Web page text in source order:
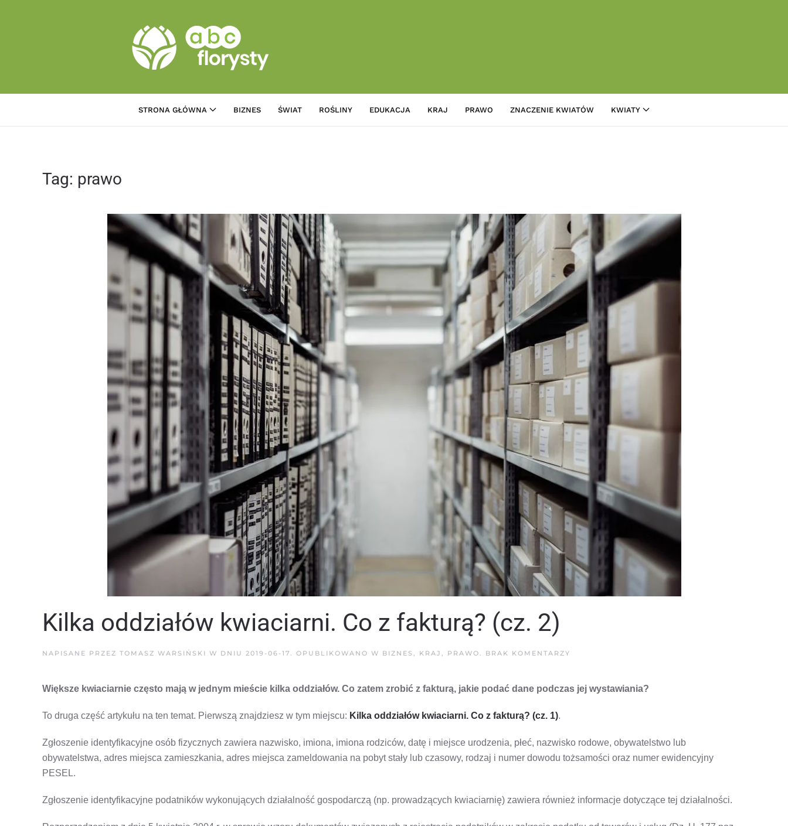
STRONA GŁÓWNA BIZNES ŚWIAT ROŚLINY EDUKACJA KRAJ PRAWO ZNACZENIE KWIATÓW KWIATY
Tag: prawo
Kilka oddziałów kwiaciarni. Co z fakturą? (cz. 2)
NAPISANE PRZEZ TOMASZ WARSIŃSKI W DNIU 2019-06-17. OPUBLIKOWANO W BIZNES , KRAJ , PRAWO. BRAK KOMENTARZY
CO
Większe kwiaciarnie często mają w jednym mieście kilka oddziałów. Co zatem zrobić z fakturą, jakie podać dane podczas jej wystawiania?
To druga część artykułu na ten temat. Pierwszą znajdziesz w tym miejscu: Kilka oddziałów kwiaciarni. Co z fakturą? (cz. 1).
Zgłoszenie identyfikacyjne osób fizycznych zawiera nazwisko, imiona, imiona rodziców, datę i miejsce urodzenia, płeć, nazwisko rodowe, obywatelstwo lub
obywatelstwa, adres miejsca zamieszkania, adres miejsca zameldowania na pobyt stały lub czasowy, rodzaj i numer dowodu tożsamości oraz numer ewidencyjny
PESEL.
Zgłoszenie identyfikacyjne podatników wykonujących działalność gospodarczą (np. prowadzących kwiaciarnię) zawiera również informacje dotyczące tej działalności.